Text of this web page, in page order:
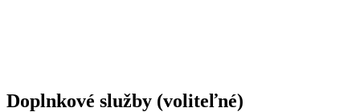
Doplnkové služby (voliteľné)